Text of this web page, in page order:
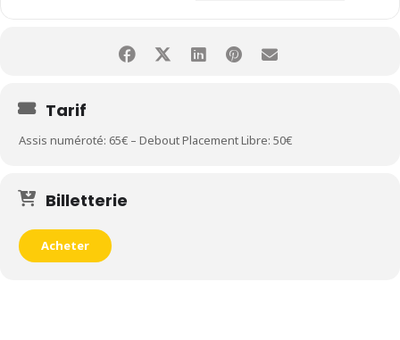
Tarif
Assis numéroté: 65€ – Debout Placement Libre: 50€
Billetterie
Acheter